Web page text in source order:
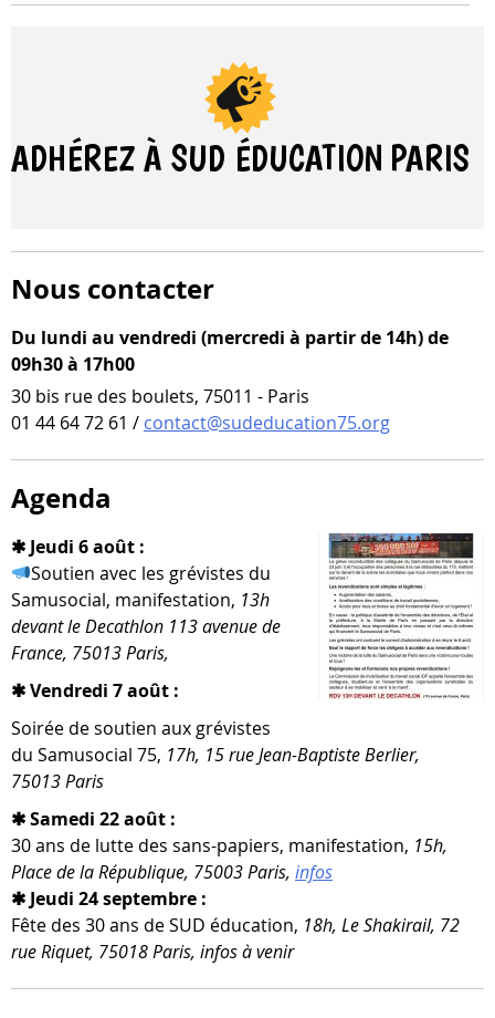
ADHÉREZ À SUD ÉDUCATION PARIS
Nous contacter
Du lundi au vendredi (mercredi à partir de 14h) de
09h30 à 17h00
30 bis rue des boulets, 75011 - Paris
01 44 64 72 61 / contact@sudeducation75.org
Agenda
✱ Jeudi 6 août :
Soutien avec les gré­vistes du
Samusocial, mani­fes­ta­tion, 13h
devant le Decathlon 113 ave­nue de
France, 75013 Paris,
✱ Vendredi 7 août :
Soirée de sou­tien aux gré­vistes
du Samusocial 75, 17h, 15 rue Jean-​Baptiste Berlier,
75013 Paris
✱ Samedi 22 août :
30 ans de lutte des sans-​papiers, mani­fes­ta­tion, 15h,
Place de la République, 75003 Paris, infos
✱ Jeudi 24 septembre :
Fête des 30 ans de SUD édu­ca­tion, 18h, Le Shakirail, 72
rue Riquet, 75018 Paris, infos à venir